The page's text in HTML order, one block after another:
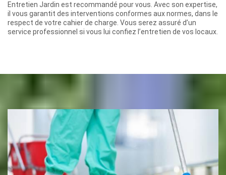
Entretien Jardin est recommandé pour vous. Avec son expertise,
il vous garantit des interventions conformes aux normes, dans le
respect de votre cahier de charge. Vous serez assuré d’un
service professionnel si vous lui confiez l’entretien de vos locaux.